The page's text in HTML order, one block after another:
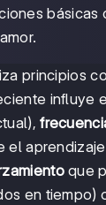
básicas
principios
influye
el
que
en tiempo)